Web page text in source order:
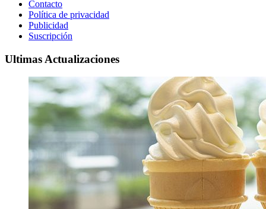
Contacto
Política de privacidad
Publicidad
Suscripción
Ultimas Actualizaciones